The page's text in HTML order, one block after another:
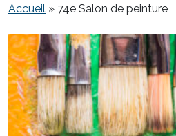
Accueil » 74e Salon de peinture